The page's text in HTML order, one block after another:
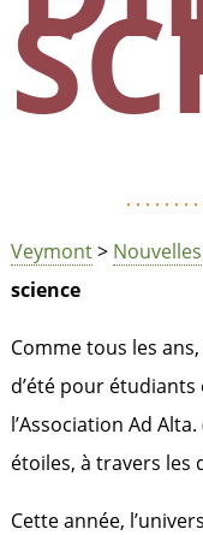
Veymont> Nouvelles
science
Comme tous les
d’été pour
l’Association Ad
étoiles, à travers les
Cette année,